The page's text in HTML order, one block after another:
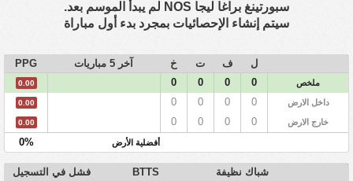
سبورتينغ براغا ليجا NOS لم يبدأ الموسم بعد.
سيتم إنشاء الإحصائيات بمجرد بدء أول مباراة
ل ف ت خ آخر 5 مباريات PPG
ملخص 0
0
0
0
0.00
داخل الارض 0
0
0
0
0.00
خارج الارض 0
0
0
0
0.00
أفضلية الأرض 0%
شباك نظيفة BTTS فشل في التسجيل